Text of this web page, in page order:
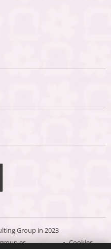
Group in 2023
Cookies